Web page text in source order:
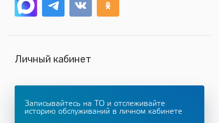
Личный кабинет
Записывайтесь на ТО и отслеживайте
историю обслуживаний в личном кабинете